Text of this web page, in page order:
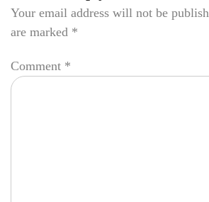
Your email address will not be
are marked *
Comment *